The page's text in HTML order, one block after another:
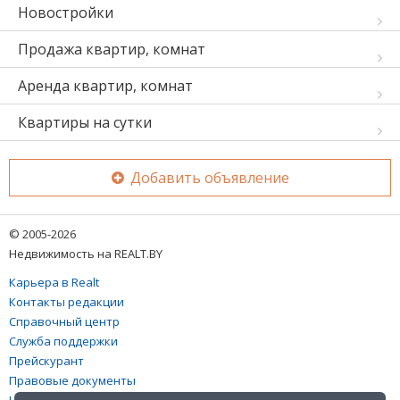
Новостройки
Продажа квартир, комнат
Аренда квартир, комнат
Квартиры на сутки
Добавить объявление
© 2005-2026
Недвижимость на REALT.BY
Карьера в Realt
Контакты редакции
Справочный центр
Служба поддержки
Прейскурант
Правовые документы